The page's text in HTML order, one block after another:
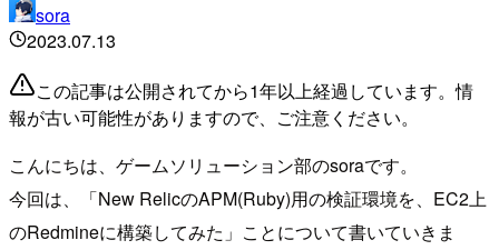
sora
2023.07.13
この記事は公開されてから1年以上経過しています。情
報が古い可能性がありますので、ご注意ください。
こんにちは、ゲームソリューション部のsoraです。
今回は、「New RelicのAPM(Ruby)用の検証環境を、EC2上
のRedmineに構築してみた」ことについて書いていきま